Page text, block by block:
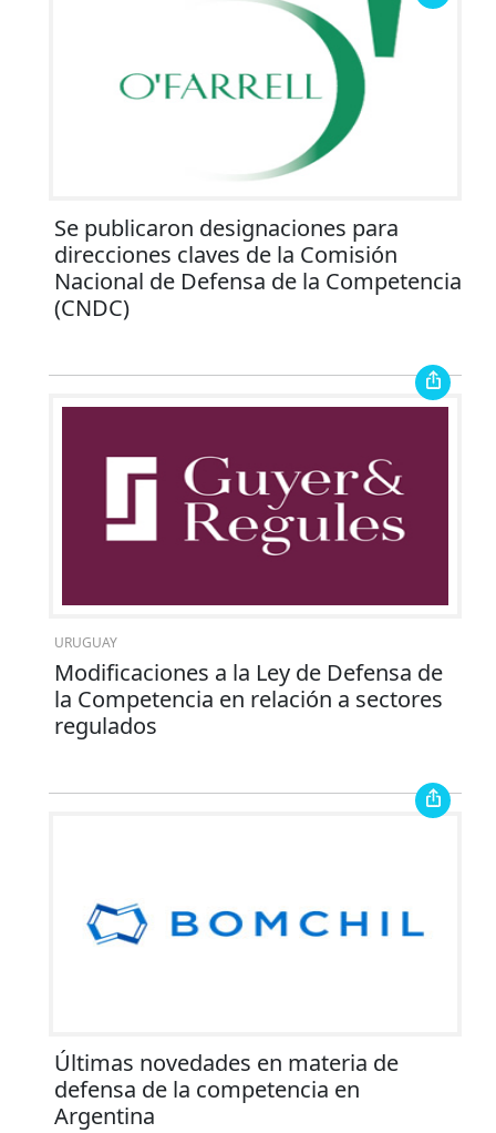
Se publicaron designaciones para
direcciones claves de la Comisión
Nacional de Defensa de la Competencia
(CNDC)
URUGUAY
Modificaciones a la Ley de Defensa de
la Competencia en relación a sectores
regulados
Últimas novedades en materia de
defensa de la competencia en
Argentina